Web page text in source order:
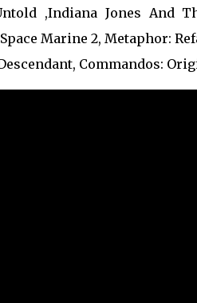
,Indiana Jones And
Marine 2, Metaphor:
Commandos: